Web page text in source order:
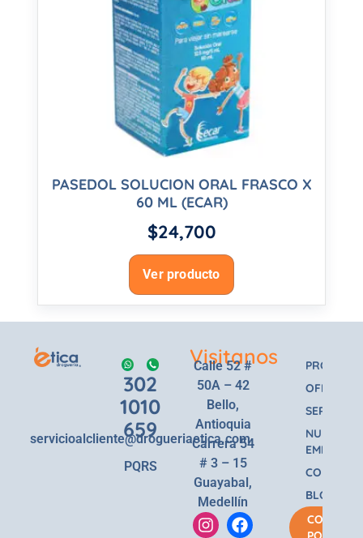
PASEDOL SOLUCION ORAL FRASCO X
60 ML (ECAR)
$24,700
Ver producto
302
1010
659
servicioalcliente@drogueriaetica.com
PQRS
Visitanos
Calle 52 #
50A – 42
Bello,
Antioquia
Carrera 54
# 3 – 15
Guayabal,
Medellín
OFERTAS
SERVICIOS
NUESTRA
EMPRESA
BLOG
COMPRA